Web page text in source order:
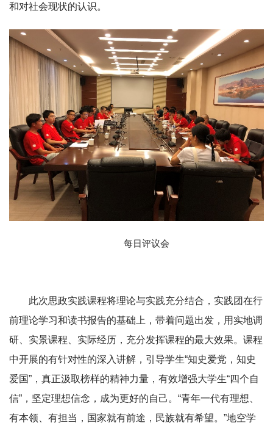
和对社会现状的认识。
每日评议会
此次思政实践课程将理论与实践充分结合，实践团在行
前理论学习和读书报告的基础上，带着问题出发，用实地调
研、实景课程、实际经历，充分发挥课程的最大效果。课程
中开展的有针对性的深入讲解，引导学生“知史爱党，知史
爱国”，真正汲取榜样的精神力量，有效增强大学生“四个自
信”，坚定理想信念，成为更好的自己。“青年一代有理想、
有本领、有担当，国家就有前途，民族就有希望。”地空学